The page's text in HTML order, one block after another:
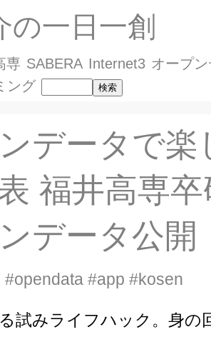
の一日一創
専 SABERA Internet3 オープ
ング
データで楽
福井高専
データ公開
#opendata #app #kosen
試みライフハック。身の